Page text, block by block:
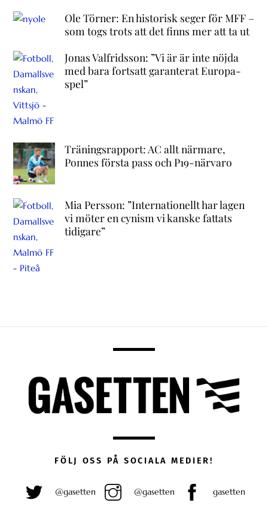
Ole Törner: En historisk seger för MFF –
som togs trots att det finns mer att ta ut
Jonas Valfridsson: ”Vi är är inte nöjda
med bara fortsatt garanterat Europa-
spel”
Träningsrapport: AC allt närmare,
Ponnes första pass och P19-närvaro
Mia Persson: ”Internationellt har lagen
vi möter en cynism vi kanske fattats
tidigare”
FÖLJ OSS PÅ SOCIALA MEDIER!
@gasetten @gasetten gasetten